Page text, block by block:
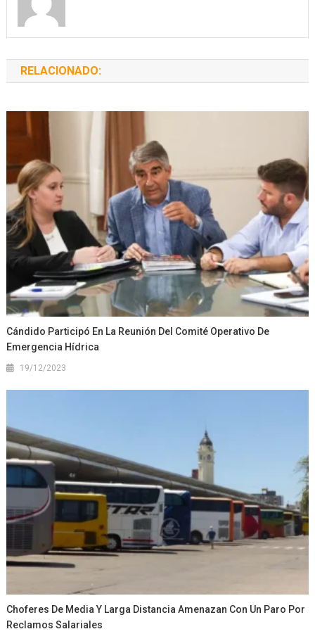
RELACIONADO:
Cándido Participó En La Reunión Del Comité Operativo De
Emergencia Hídrica
19/12/2023
Choferes De Media Y Larga Distancia Amenazan Con Un Paro Por
Reclamos Salariales